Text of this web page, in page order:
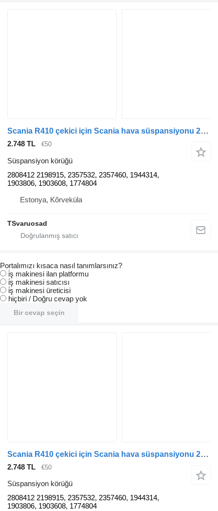
Scania R410 çekici için Scania hava süspansiyonu 2808412 süspansiyon körüğü
2.748 TL €50
Süspansiyon körüğü
2808412 2198915, 2357532, 2357460, 1944314,
1903806, 1903608, 1774804
Estonya, Kõrveküla
TSvaruosad
Portalımızı kısaca nasıl tanımlarsınız?
i̇ş makinesi ilan platformu
i̇ş makinesi satıcısı
i̇ş makinesi üreticisi
hiçbiri / Doğru cevap yok
Bir cevap seçin
Scania R410 çekici için Scania hava süspansiyonu 2808412 süspansiyon körüğü
2.748 TL €50
Süspansiyon körüğü
2808412 2198915, 2357532, 2357460, 1944314,
1903806, 1903608, 1774804